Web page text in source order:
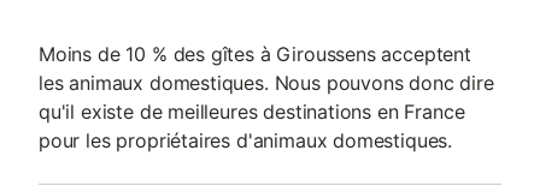
Moins de 10 % des gîtes à Giroussens acceptent
les animaux domestiques. Nous pouvons donc dire
qu'il existe de meilleures destinations en France
pour les propriétaires d'animaux domestiques.